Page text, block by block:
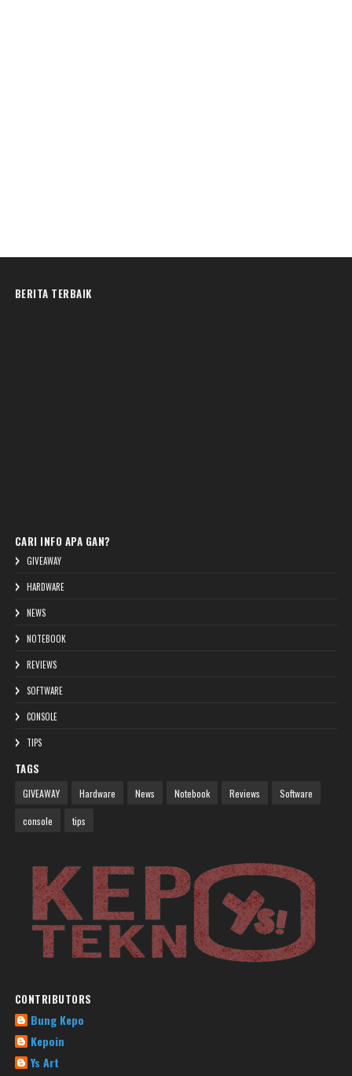
BERITA TERBAIK
CARI INFO APA GAN?
GIVEAWAY
HARDWARE
NEWS
NOTEBOOK
REVIEWS
SOFTWARE
CONSOLE
TIPS
TAGS
GIVEAWAY Hardware News Notebook Reviews Software
console tips
CONTRIBUTORS
Bung Kepo
Kepoin
Ys Art